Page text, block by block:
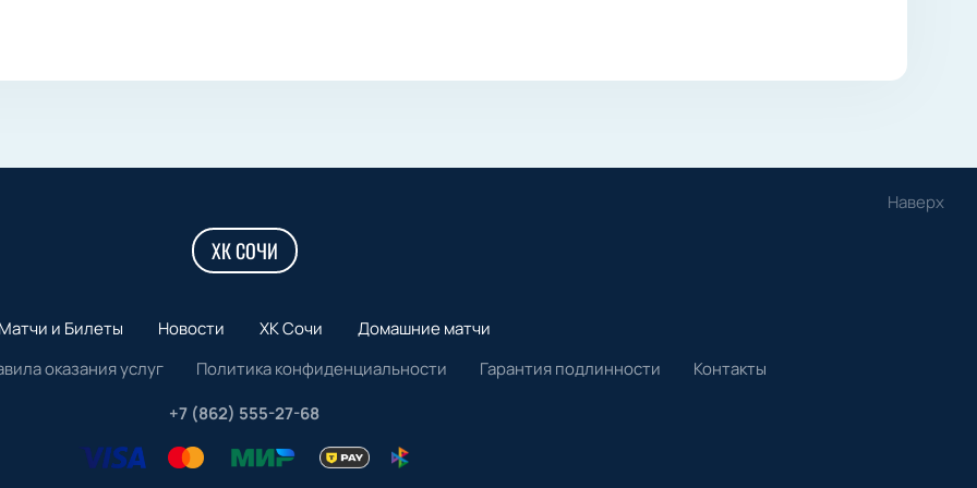
Наверх
ХК СОЧИ
Матчи и Билеты Новости ХК Сочи
Домашние матчи
оказания услуг Политика конфиденциальности Гарантия подлинности
Контакты
+7 (862) 555-27-68